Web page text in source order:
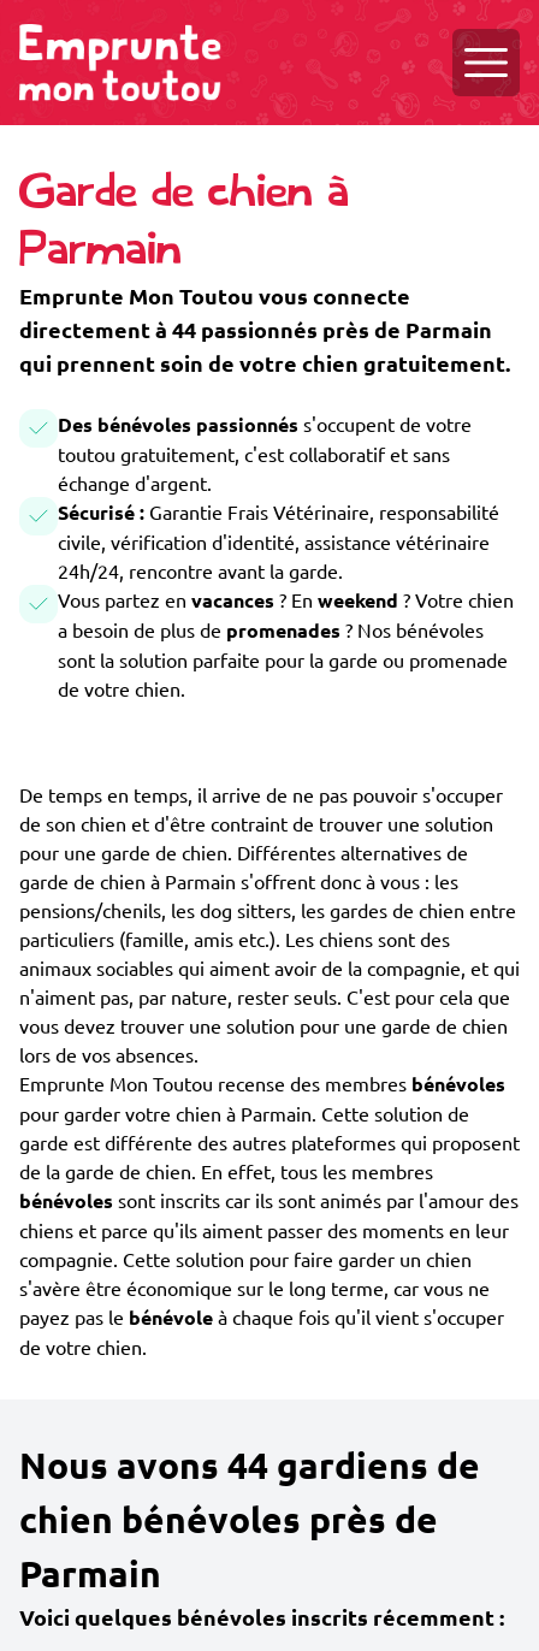
Garde de chien à
Parmain
Emprunte Mon Toutou vous connecte
directement à 44 passionnés près de Parmain
qui prennent soin de votre chien gratuitement.
Des bénévoles passionnés s'occupent de votre
toutou gratuitement, c'est collaboratif et sans
échange d'argent.
Sécurisé : Garantie Frais Vétérinaire, responsabilité
civile, vérification d'identité, assistance vétérinaire
24h/24, rencontre avant la garde.
Vous partez en vacances ? En weekend ? Votre chien
a besoin de plus de promenades ? Nos bénévoles
sont la solution parfaite pour la garde ou promenade
de votre chien.
De temps en temps, il arrive de ne pas pouvoir s'occuper
de son chien et d'être contraint de trouver une solution
pour une garde de chien. Différentes alternatives de
garde de chien à Parmain s'offrent donc à vous : les
pensions/chenils, les dog sitters, les gardes de chien entre
particuliers (famille, amis etc.). Les chiens sont des
animaux sociables qui aiment avoir de la compagnie, et qui
n'aiment pas, par nature, rester seuls. C'est pour cela que
vous devez trouver une solution pour une garde de chien
lors de vos absences.
Emprunte Mon Toutou recense des membres bénévoles
pour garder votre chien à Parmain. Cette solution de
garde est différente des autres plateformes qui proposent
de la garde de chien. En effet, tous les membres
bénévoles sont inscrits car ils sont animés par l'amour des
chiens et parce qu'ils aiment passer des moments en leur
compagnie. Cette solution pour faire garder un chien
s'avère être économique sur le long terme, car vous ne
payez pas le bénévole à chaque fois qu'il vient s'occuper
de votre chien.
Nous avons 44 gardiens de
chien bénévoles près de
Parmain
Voici quelques bénévoles inscrits récemment :